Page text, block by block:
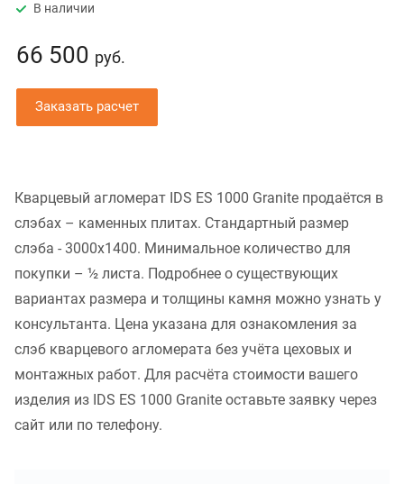
В наличии
66 500 руб.
Заказать расчет
Кварцевый агломерат IDS ES 1000 Granite продаётся в
слэбах – каменных плитах. Стандартный размер
слэба - 3000x1400. Минимальное количество для
покупки – ½ листа. Подробнее о существующих
вариантах размера и толщины камня можно узнать у
консультанта. Цена указана для ознакомления за
слэб кварцевого агломерата без учёта цеховых и
монтажных работ. Для расчёта стоимости вашего
изделия из IDS ES 1000 Granite оставьте заявку через
сайт или по телефону.